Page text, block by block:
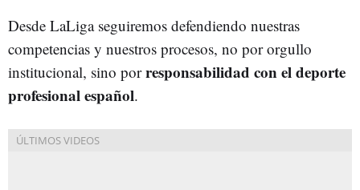
Desde LaLiga seguiremos defendiendo nuestras
competencias y nuestros procesos, no por orgullo
institucional, sino porresponsabilidad con el deporte
profesional español.